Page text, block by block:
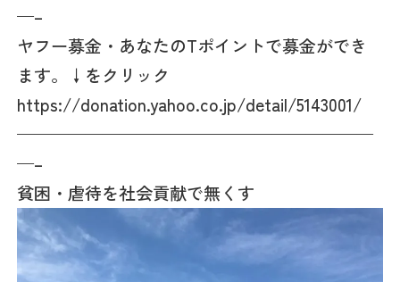
—–
ヤフー募金・あなたのTポイントで募金ができ
ます。↓をクリック
https://donation.yahoo.co.jp/detail/5143001/
—————————————————————
—–
貧困・虐待を社会貢献で無くす